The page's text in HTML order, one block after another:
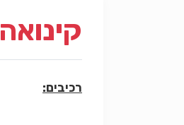
רכיבים: